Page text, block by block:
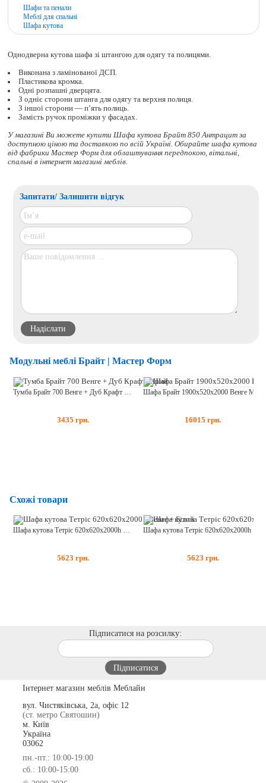
Шафи та пенали
Меблі для спальні
Шафа кутова
Однодверна кутова шафа зі штангою для одягу та полицями.
Виконана з ламінованої ДСП.
Пластикова кромка.
Одні розпашні дверцята.
З одніє сторони штанга для одягу та верхня полиця.
З іншої сторони — п’ять полиць.
Замість ручок проміжки у фасадах.
У магазині Ви можете купити Шафа кутова Брайт 850 Антрацит за
доступною ціною та доставкою по всій Україні. Обирайте шафа кутова
від фабрики Мастер Форм для облаштування передпокою, вітальні,
спальні в інтернет магазині меблів.
Запитати/ Залишити відгук
Модульні меблі Брайт | Мастер Форм
3435 грн. 16015 грн.
Схожі товари
5623 грн. 5623 грн.
Підписатися на розсилку:
Інтернет магазин меблів Меблайн
вул. Чистяківська, 2а, офіс 12
(ст. метро Святошин)
м. Київ
Україна
03062
пн.-пт.: 10:00-19:00
сб.: 10:00-15:00